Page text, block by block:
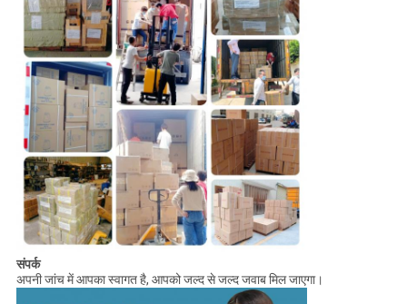
संपर्क
अपनी जांच में आपका स्वागत है, आपको जल्द से जल्द जवाब मिल जाएगा।